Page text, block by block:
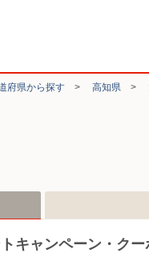
府県から探す > 高知県 >
キャンペーン・ク